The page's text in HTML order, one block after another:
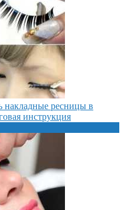
накладные ресницы в
инструкция